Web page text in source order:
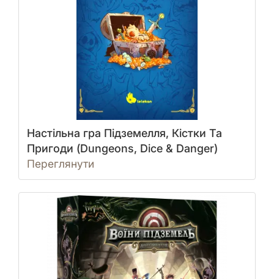
Настільна гра Підземелля, Кістки Та
Пригоди (Dungeons, Dice & Danger)
Переглянути